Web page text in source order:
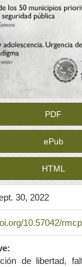
PDF
ePub
HTML
30, 2022
10.57042/
de libertad,